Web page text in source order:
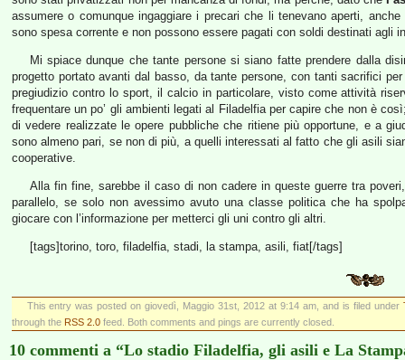
assumere o comunque ingaggiare i precari che li tenevano aperti,
sono spesa corrente e non possono essere pagati con soldi destinati agli
Mi spiace dunque che tante persone si siano fatte prendere dalla
progetto portato avanti dal basso, da tante persone, con tanti sacrifici
pregiudizio contro lo sport, il calcio in particolare, visto come attività
frequentare un po’ gli ambienti legati al Filadelfia per capire che non è
di vedere realizzate le opere pubbliche che ritiene più opportune, e a
sono almeno pari, se non di più, a quelli interessati al fatto che gli asili
cooperative.
Alla fin fine, sarebbe il caso di non cadere in queste guerre tra
parallelo, se solo non avessimo avuto una classe politica che ha
giocare con l’informazione per metterci gli uni contro gli altri.
[tags]torino, toro, filadelfia, stadi, la stampa, asili, fiat[/tags]
This entry was posted on giovedì, Maggio 31st, 2012 at 9:14 am, and is filed under
through the RSS 2.0 feed. Both comments and pings are currently closed.
10 commenti a “Lo stadio Filadelfia, gli asili e La